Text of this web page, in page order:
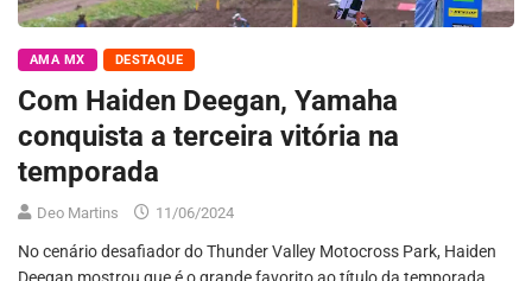
AMA MX DESTAQUE
Com Haiden Deegan, Yamaha
conquista a terceira vitória na
temporada
Deo Martins 11/06/2024
No cenário desafiador do Thunder Valley Motocross Park, Haiden